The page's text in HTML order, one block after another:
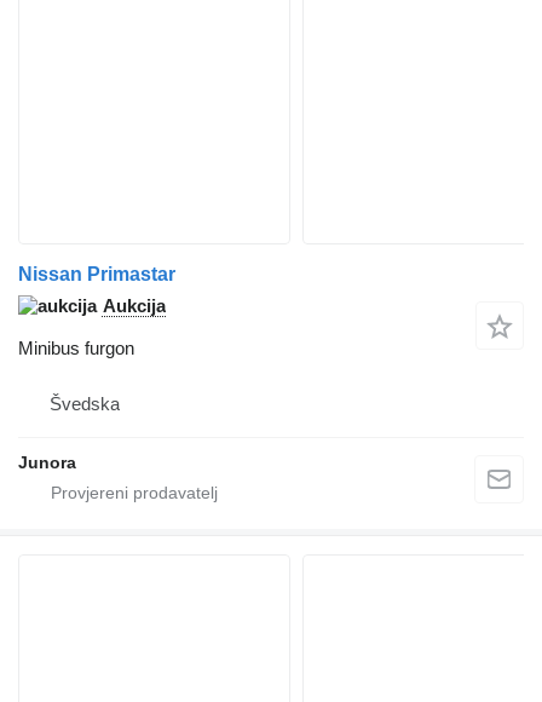
Nissan Primastar
Aukcija
Minibus furgon
Švedska
Junora